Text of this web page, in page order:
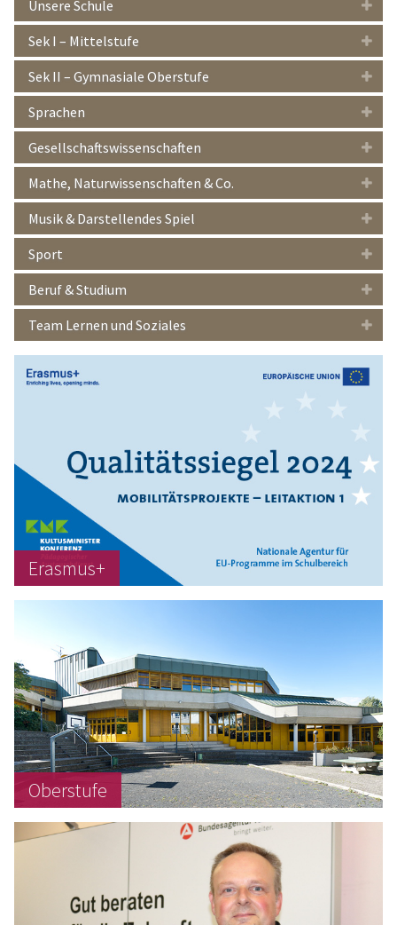
Unsere Schule
Sek I – Mittelstufe
Sek II – Gymnasiale Oberstufe
Sprachen
Gesellschaftswissenschaften
Mathe, Naturwissenschaften & Co.
Musik & Darstellendes Spiel
Sport
Beruf & Studium
Team Lernen und Soziales
Erasmus+
Oberstufe